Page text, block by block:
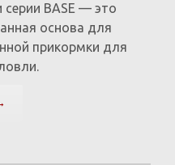
BASE — это
основа для
прикормки для